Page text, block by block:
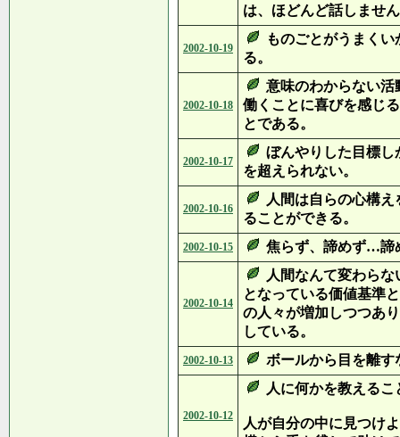
は、ほどんど話しませ
2002-10-19
ものごとがうまく
る。
2002-10-18
意味のわからない活
働くことに喜びを感じ
とである。
2002-10-17
ぼんやりした目標し
を超えられない。
2002-10-16
人間は自らの心構
ることができる。
2002-10-15 焦らず、諦めず…諦
2002-10-14
人間なんて変わら
となっている価値基準
の人々が増加しつつあ
している。
2002-10-13 ボールから目を離す
2002-10-12
人に何かを教える
人が自分の中に見つけ